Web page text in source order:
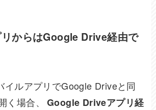
からはGoogle Drive経由で
イルアプリでGoogle Driveと同
く場合、
Google Driveアプリ経